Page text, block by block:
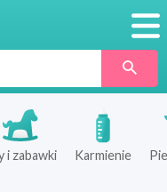
i zabawki Karmienie